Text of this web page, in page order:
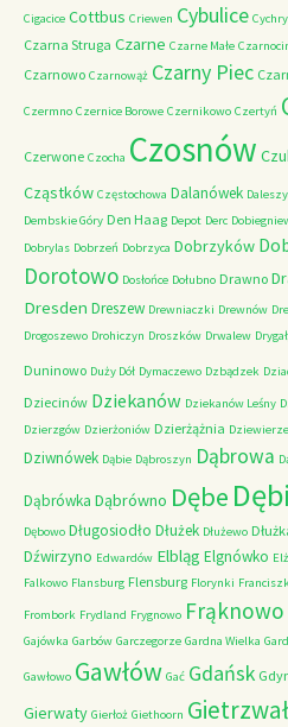
Cigacice Cottbus Criewen Cybulice Cychry
Czarna Struga Czarne Czarne Małe
Czarnowo Czarnowąż Czarny Piec
Czermno Czernice Borowe Czernikowo Czertyń
Czerwone Czocha Czosnów
Cząstków Częstochowa Dalanówek
Dembskie Góry Den Haag Depot Derc
Dobrylas Dobrzeń Dobrzyca Dobrzyków
Dorotowo Dosłońce Dołubno Drawno
Dresden Dreszew Drewniaczki Drewnów
Drogoszewo Drohiczyn Droszków Drwalew
Duninowo Duży Dół Dymaczewo Dzbądzek
Dziecinów Dziekanów Dziekanów Leśny
Dzierzgów Dzierżoniów Dzierżążnia
Dziwnówek Dąbie Dąbroszyn Dąbrowa
Dąbrówka Dąbrówno Dębe
Dębowo Długosiodło Dłużek Dłużewo
Dźwirzyno Edwardów Elbląg Elgnówko
Falkowo Flansburg Flensburg Florynki
Frombork Frydland Frygnowo Frąknowo
Gajówka Garbów Garczegorze Gardna Wielka
Gawłowo Gawłów Gać Gdańsk
Gierwaty Gierłoż Giethoorn